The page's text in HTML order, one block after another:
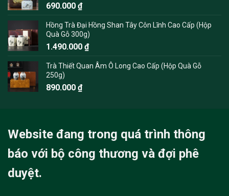
690.000 ₫
Hồng Trà Đại Hồng Shan Tây Côn Lĩnh Cao Cấp (Hộp
Quà Gỗ 300g)
1.490.000 ₫
Trà Thiết Quan Âm Ô Long Cao Cấp (Hộp Quà Gỗ
250g)
890.000 ₫
Website đang trong quá trình thông
báo với bộ công thương và đợi phê
duyệt.